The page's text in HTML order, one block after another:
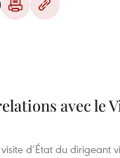
avec le
d’État du dirigeant